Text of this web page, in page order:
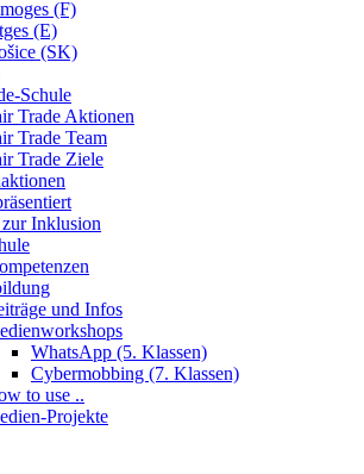
(F)
(E)
(SK)
Schule
Trade Aktionen
Trade Team
Trade Ziele
Inklusion
und Infos
WhatsApp (5. Klassen)
Cybermobbing (7. Klassen)
to use ..
Projekte